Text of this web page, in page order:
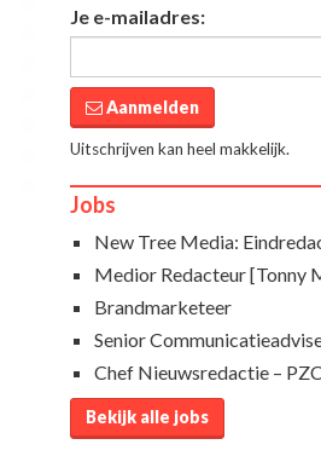
Je e-mailadres:
Aanmelden
Uitschrijven kan heel makkelijk.
Jobs
New Tree Media:
Medior Redacteur [Tonny
Brandmarketeer
Senior
Chef Nieuwsredactie – PZC
Bekijk alle jobs